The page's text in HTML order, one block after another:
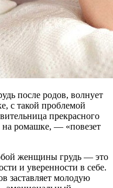
после родов, волнует
с такой проблемой
прекрасного
на ромашке, — «повезет
женщины грудь — это
и уверенности в себе.
заставляет молодую